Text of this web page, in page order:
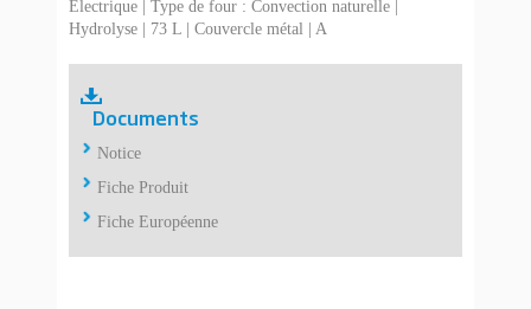
Electrique | Type de four : Convection naturelle |
Hydrolyse | 73 L | Couvercle métal | A
Documents
Notice
Fiche Produit
Fiche Européenne